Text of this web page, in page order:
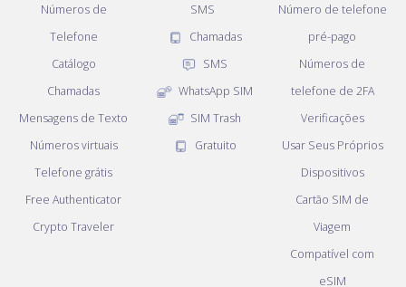
Números de
Telefone
Catálogo
Chamadas
Mensagens de Texto
Números virtuais
Telefone grátis
Free Authenticator
Crypto Traveler
SMS
Chamadas
SMS
WhatsApp SIM
SIM Trash
Gratuito
Número de telefone
pré-pago
Números de
telefone de 2FA
Verificações
Usar Seus Próprios
Dispositivos
Cartão SIM de
Viagem
Compatível com
eSIM